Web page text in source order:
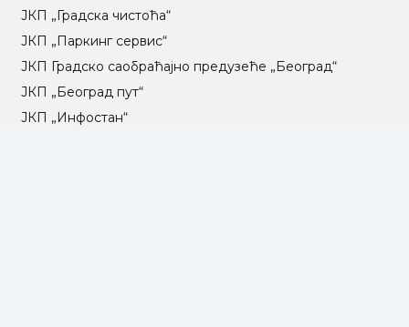
ЈКП „Градска чистоћа“
ЈКП „Паркинг сервис“
ЈКП Градско саобраћајно предузеће „Београд“
ЈКП „Београд пут“
ЈКП „Инфостан“